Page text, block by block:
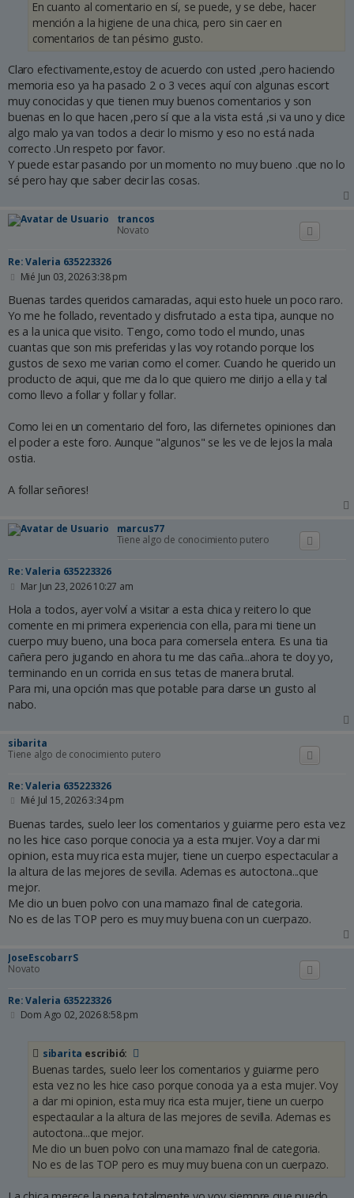
En cuanto al comentario en sí, se puede, y se debe, hacer
mención a la higiene de una chica, pero sin caer en
comentarios de tan pésimo gusto.
Claro efectivamente,estoy de acuerdo con usted ,pero haciendo
memoria eso ya ha pasado 2 o 3 veces aquí con algunas escort
muy conocidas y que tienen muy buenos comentarios y son
buenas en lo que hacen ,pero sí que a la vista está ,si va uno y dice
algo malo ya van todos a decir lo mismo y eso no está nada
correcto .Un respeto por favor.
Y puede estar pasando por un momento no muy bueno .que no lo
sé pero hay que saber decir las cosas.
trancos
Novato
Re: Valeria 635223326
M
n
a
j
e
Mié Jun 03, 2026 3:38 pm
Buenas tardes queridos camaradas, aqui esto huele un poco raro.
Yo me he follado, reventado y disfrutado a esta tipa, aunque no
es a la unica que visito. Tengo, como todo el mundo, unas
cuantas que son mis preferidas y las voy rotando porque los
gustos de sexo me varian como el comer. Cuando he querido un
producto de aqui, que me da lo que quiero me dirijo a ella y tal
como llevo a follar y follar y follar.
Como lei en un comentario del foro, las difernetes opiniones dan
el poder a este foro. Aunque "algunos" se les ve de lejos la mala
ostia.
A follar señores!
marcus77
Tiene algo de conocimiento putero
Re: Valeria 635223326
M
n
a
j
e
Mar Jun 23, 2026 10:27 am
Hola a todos, ayer volví a visitar a esta chica y reitero lo que
comente en mi primera experiencia con ella, para mi tiene un
cuerpo muy bueno, una boca para comersela entera. Es una tia
cañera pero jugando en ahora tu me das caña...ahora te doy yo,
terminando en un corrida en sus tetas de manera brutal.
Para mi, una opción mas que potable para darse un gusto al
nabo.
sibarita
Tiene algo de conocimiento putero
Re: Valeria 635223326
M
n
s
a
j
Mié Jul 15, 2026 3:34 pm
Buenas tardes, suelo leer los comentarios y guiarme pero esta vez
no les hice caso porque conocia ya a esta mujer. Voy a dar mi
opinion, esta muy rica esta mujer, tiene un cuerpo espectacular a
la altura de las mejores de sevilla. Ademas es autoctona...que
mejor.
Me dio un buen polvo con una mamazo final de categoria.
No es de las TOP pero es muy muy buena con un cuerpazo.
JoseEscobarrS
Novato
Re: Valeria 635223326
M
Dom Ago 02, 2026 8:58 pm
sibarita escribió:
Buenas tardes, suelo leer los comentarios y guiarme pero
esta vez no les hice caso porque conocia ya a esta mujer. Voy
a dar mi opinion, esta muy rica esta mujer, tiene un cuerpo
espectacular a la altura de las mejores de sevilla. Ademas es
autoctona...que mejor.
Me dio un buen polvo con una mamazo final de categoria.
No es de las TOP pero es muy muy buena con un cuerpazo.